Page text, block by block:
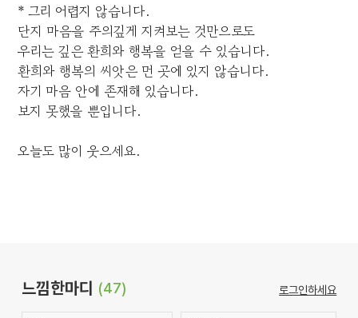
* 그리 어렵지 않습니다.
단지 마음을 주의깊게 지켜보는 것만으로도
우리는 깊은 환희와 행복을 얻을 수 있습니다.
환희와 행복의 씨앗은 먼 곳에 있지 않습니다.
자기 마음 안에 존재해 있습니다.
보지 못했을 뿐입니다.
오늘도 많이 웃으세요.
느낌한마디 (47) 로그인하세요